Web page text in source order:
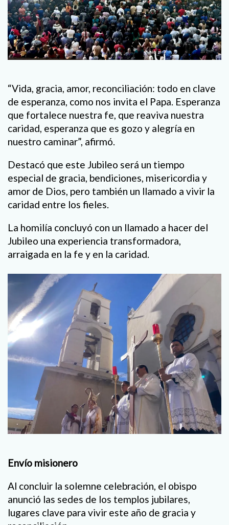
“Vida, gracia, amor, reconciliación: todo en clave
de esperanza, como nos invita el Papa. Esperanza
que fortalece nuestra fe, que reaviva nuestra
caridad, esperanza que es gozo y alegría en
nuestro caminar”, afirmó.
Destacó que este Jubileo será un tiempo
especial de gracia, bendiciones, misericordia y
amor de Dios, pero también un llamado a vivir la
caridad entre los fieles.
La homilía concluyó con un llamado a hacer del
Jubileo una experiencia transformadora,
arraigada en la fe y en la caridad.
Envío misionero
Al concluir la solemne celebración, el obispo
anunció las sedes de los templos jubilares,
lugares clave para vivir este año de gracia y